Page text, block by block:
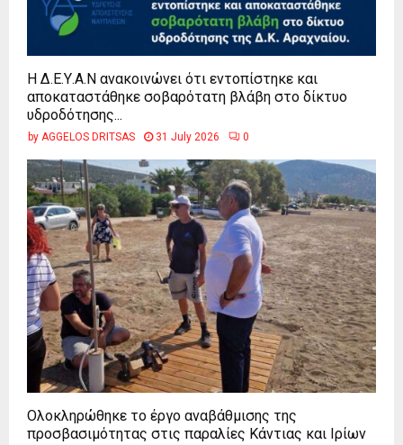
Η Δ.Ε.Υ.Α.Ν ανακοινώνει ότι εντοπίστηκε και
αποκαταστάθηκε σοβαρότατη βλάβη στο δίκτυο
υδροδότησης...
by AGGELOS DRITSAS 31 July 2026 0
Ολοκληρώθηκε το έργο αναβάθμισης της
προσβασιμότητας στις παραλίες Κάντιας και Ιρίων